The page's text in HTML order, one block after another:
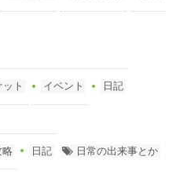
ト イベント 日記
日記 日常の出来事とか